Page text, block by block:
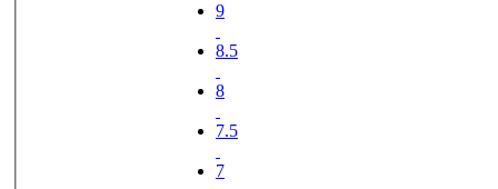
9
8.5
8
7.5
7